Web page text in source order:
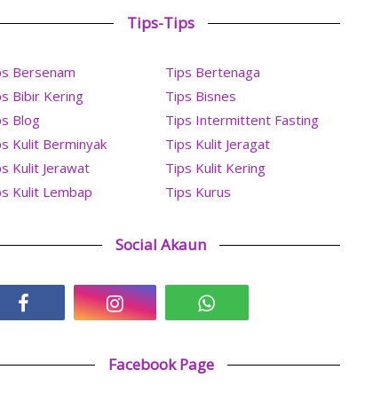
Tips-Tips
Bersenam
Tips Bertenaga
Bibir Kering
Tips Bisnes
Blog
Tips Intermittent Fasting
Kulit Berminyak
Tips Kulit Jeragat
Kulit Jerawat
Tips Kulit Kering
Kulit Lembap
Tips Kurus
Social Akaun
Facebook Page